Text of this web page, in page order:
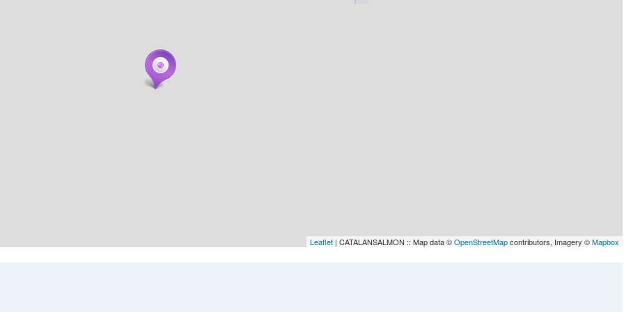
Leaflet | CATALANSALMON :: Map data ©OpenStreetMapcontributors, Imagery ©Mapbox